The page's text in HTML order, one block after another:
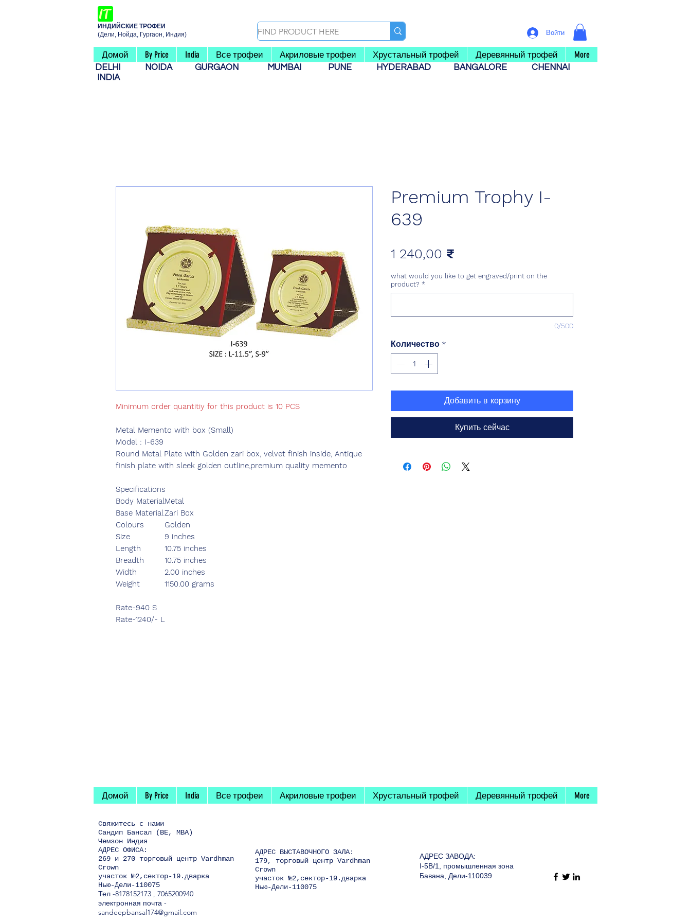
ИНДИЙСКИЕ ТРОФЕИ
(Дели, Нойда, Гургаон, Индия)
Войти
Домой By Price India Все трофеи Акриловые трофеи Хрустальный трофей Деревянный трофей More
DELHI NOIDA GURGAON MUMBAI PUNE HYDERABAD BANGALORE
CHENNAI
INDIA
Minimum order quantitiy for this product is 10 PCS
Metal Memento with box (Small)
Model : I-639
Round Metal Plate with Golden zari box, velvet finish inside, Antique
finish plate with sleek golden outline,premium quality memento
Specifications
Body MaterialMetal
Base MaterialZari Box
Colours
Golden
Size
9 inches
Length
10.75 inches
Breadth
10.75 inches
Width
2.00 inches
Weight
1150.00 grams
Rate-940 S
Rate-1240/- L
Premium Trophy I-
639
1 240,00 ₹
what would you like to get engraved/print on the
product? *
0/500
Количество *
Добавить в корзину
Купить сейчас
Домой By Price India Все трофеи Акриловые трофеи Хрустальный трофей Деревянный трофей More
Свяжитесь с нами
Сандип Бансал (BE, MBA)
Чемзон Индия
АДРЕС ОФИСА:
269 и 270 торговый центр Vardhman
Crown
участок №2,сектор-19.дварка
Нью-Дели-110075
Тел -8178152173 , 7065200940
электронная почта -
sandeepbansal174@gmail.com
АДРЕС ВЫСТАВОЧНОГО ЗАЛА:
179, торговый центр Vardhman
Crown
участок №2,сектор-19.дварка
Нью-Дели-110075
АДРЕС ЗАВОДА:
I-5B/1, промышленная зона
Бавана, Дели-110039